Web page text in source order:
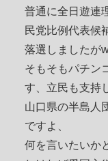
普通に全日遊連
民党比例代表候
落選しましたが
そもそもパチン
す、立民も支持
山口県の半島人
ですよ、
何を言いたいか